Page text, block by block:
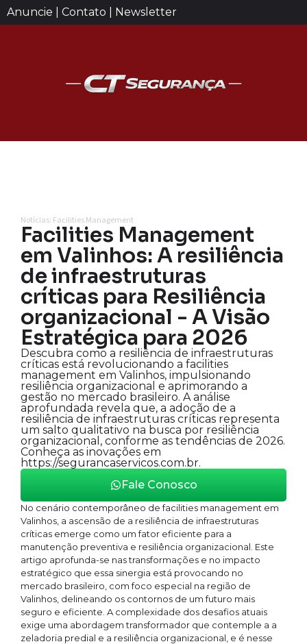
Anuncie | Contato | Newsletter
Notícias: Facilities Management
Facilities Management
em Valinhos: A resiliência
de infraestruturas
críticas para Resiliência
organizacional - A Visão
Estratégica para 2026
Descubra como a resiliência de infraestruturas
críticas está revolucionando a facilities
management em Valinhos, impulsionando
resiliência organizacional e aprimorando a
gestão no mercado brasileiro. A análise
aprofundada revela que, a adoção de a
resiliência de infraestruturas críticas representa
um salto qualitativo na busca por resiliência
organizacional, conforme as tendências de 2026.
Conheça as inovações em
https://segurancaservicos.com.br.
Fale Conosco
No cenário contemporâneo de facilities management em
Valinhos, a ascensão de a resiliência de infraestruturas
críticas emerge como um fator eficiente para a
manutenção preventiva e resiliência organizacional. Este
artigo aprofunda-se nas transformações e no impacto
estratégico que essa sinergia está provocando no
mercado brasileiro, com foco especial na região de
Valinhos, delineando os contornos de um futuro mais
seguro e eficiente. A complexidade dos desafios atuais
exige uma abordagem transformador que contemple a a
zeladoria predial e a resiliência organizacional, e é nesse